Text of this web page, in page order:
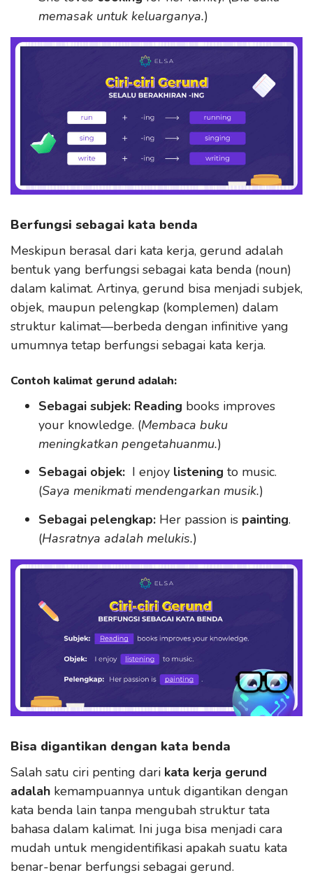
memasak untuk keluarganya.)
Berfungsi sebagai kata benda
Meskipun berasal dari kata kerja, gerund adalah
bentuk yang berfungsi sebagai kata benda (noun)
dalam kalimat. Artinya, gerund bisa menjadi subjek,
objek, maupun pelengkap (komplemen) dalam
struktur kalimat—berbeda dengan infinitive yang
umumnya tetap berfungsi sebagai kata kerja.
Contoh kalimat gerund adalah:
Sebagai subjek: Reading books improves
your knowledge. (Membaca buku
meningkatkan pengetahuanmu.)
Sebagai objek: I enjoy listening to music.
(Saya menikmati mendengarkan musik.)
Sebagai pelengkap: Her passion is painting.
(Hasratnya adalah melukis.)
Bisa digantikan dengan kata benda
Salah satu ciri penting dari kata kerja gerund
adalah kemampuannya untuk digantikan dengan
kata benda lain tanpa mengubah struktur tata
bahasa dalam kalimat. Ini juga bisa menjadi cara
mudah untuk mengidentifikasi apakah suatu kata
benar-benar berfungsi sebagai gerund.